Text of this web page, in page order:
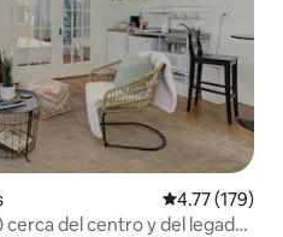
Calificación
4.77 (179)
cerca del centro y del legado